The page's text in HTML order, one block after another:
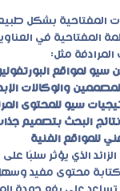
المفتاحية بشكل
المفتاحية في
مثل:
سيو لمواقع
والوكالات
سيو للمحتوى
البحث بتصميم
للمواقع الفنية
الذي يؤثر سلبًا
كتابة محتوى مفيد